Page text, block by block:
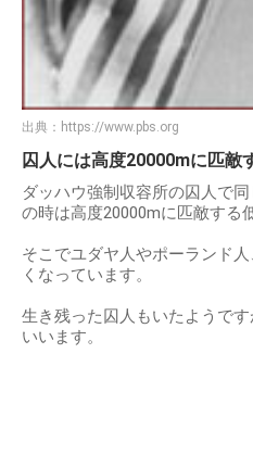
出典： https://www.pbs.org
囚人には高度20000mに匹敵
ダッハウ強制収容所の囚人で
の時は高度20000mに匹敵する
そこでユダヤ人やポーランド
くなっています。
生き残った囚人もいたようで
いいます。